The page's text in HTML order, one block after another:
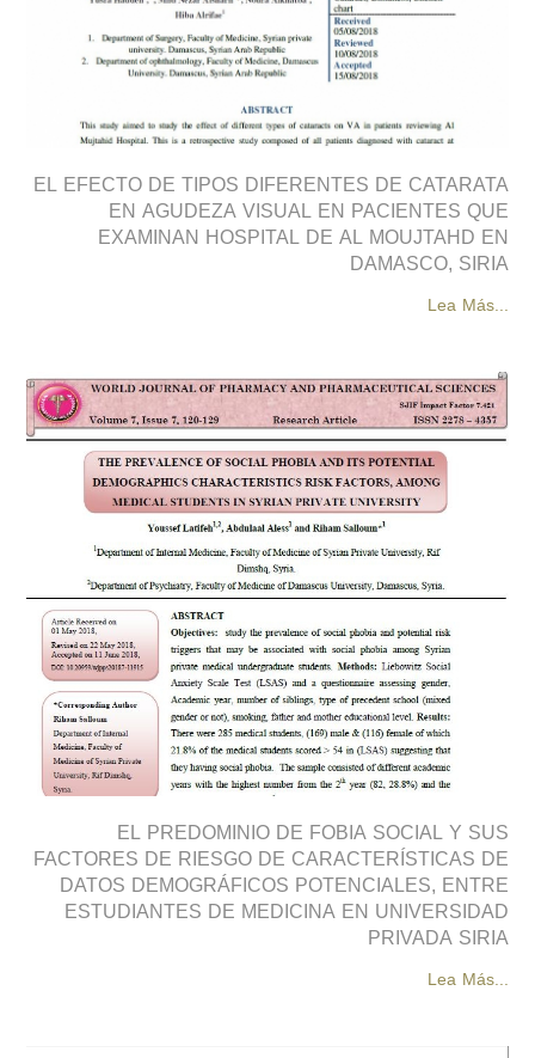
EL EFECTO DE TIPOS DIFERENTES DE CATARATA
EN AGUDEZA VISUAL EN PACIENTES QUE
EXAMINAN HOSPITAL DE AL MOUJTAHD EN
DAMASCO, SIRIA
Lea Más...
EL PREDOMINIO DE FOBIA SOCIAL Y SUS
FACTORES DE RIESGO DE CARACTERÍSTICAS DE
DATOS DEMOGRÁFICOS POTENCIALES, ENTRE
ESTUDIANTES DE MEDICINA EN UNIVERSIDAD
PRIVADA SIRIA
Lea Más...